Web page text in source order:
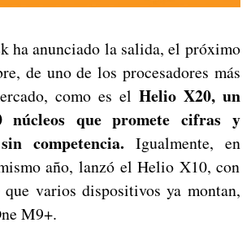
ha anunciado la salida, el próximo
de uno de los procesadores más
como es el Helio X20, un
núcleos que promete cifras y
competencia. Igualmente, en
año, lanzó el Helio X10, con
varios dispositivos ya montan,
M9+.